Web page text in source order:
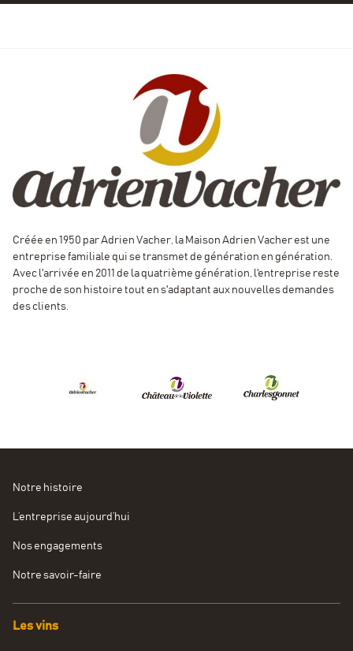
Légèreté et friandise avec ce rosé à déguster très frais.
Créée en 1950 par Adrien Vacher, la Maison Adrien Vacher est une
entreprise familiale qui se transmet de génération en génération.
Avec l'arrivée en 2011 de la quatrième génération, l'entreprise reste
proche de son histoire tout en s'adaptant aux nouvelles demandes
des clients.
Notre histoire
L’entreprise aujourd’hui
Nos engagements
Notre savoir-faire
Les vins